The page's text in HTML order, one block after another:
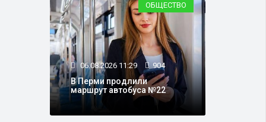
ОБЩЕСТВО
06.08.2026 11:29 904
В Перми продлили
маршрут автобуса №22